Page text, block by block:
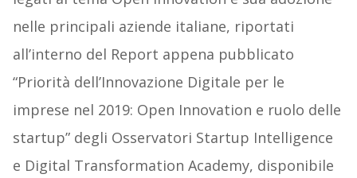
nelle principali aziende italiane, riportati
all’interno del Report appena pubblicato
“Priorità dell’Innovazione Digitale per le
imprese nel 2019: Open Innovation e ruolo delle
startup” degli Osservatori Startup Intelligence
e Digital Transformation Academy, disponibile